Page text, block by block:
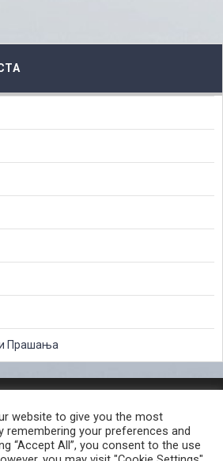
Прашања
ДО ИНФОРМАЦИИ ОД ЈАВЕН КАРАКТЕР
КРИВИЧНО ДЕЛО
КОРИСНИ ЛИНКОВИ
website to give you the most
remembering your preferences and
“Accept All”, you consent to the use